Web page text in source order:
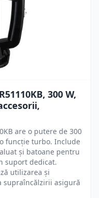
300 W,
are o putere de 300
funcție turbo. Include
și batoane pentru
suport dedicat.
utilizarea și
supraîncălzirii asigură